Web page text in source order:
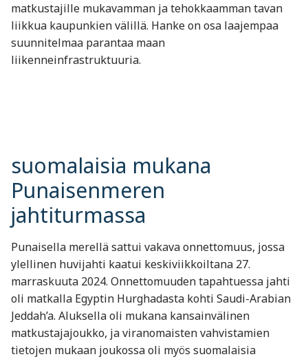
matkustajille mukavamman ja tehokkaamman tavan
liikkua kaupunkien välillä. Hanke on osa laajempaa
suunnitelmaa parantaa maan
liikenneinfrastruktuuria.
suomalaisia mukana
Punaisenmeren
jahtiturmassa
Punaisella merellä sattui vakava onnettomuus, jossa
ylellinen huvijahti kaatui keskiviikkoiltana 27.
marraskuuta 2024. Onnettomuuden tapahtuessa jahti
oli matkalla Egyptin Hurghadasta kohti Saudi-Arabian
Jeddah’a. Aluksella oli mukana kansainvälinen
matkustajajoukko, ja viranomaisten vahvistamien
tietojen mukaan joukossa oli myös suomalaisia